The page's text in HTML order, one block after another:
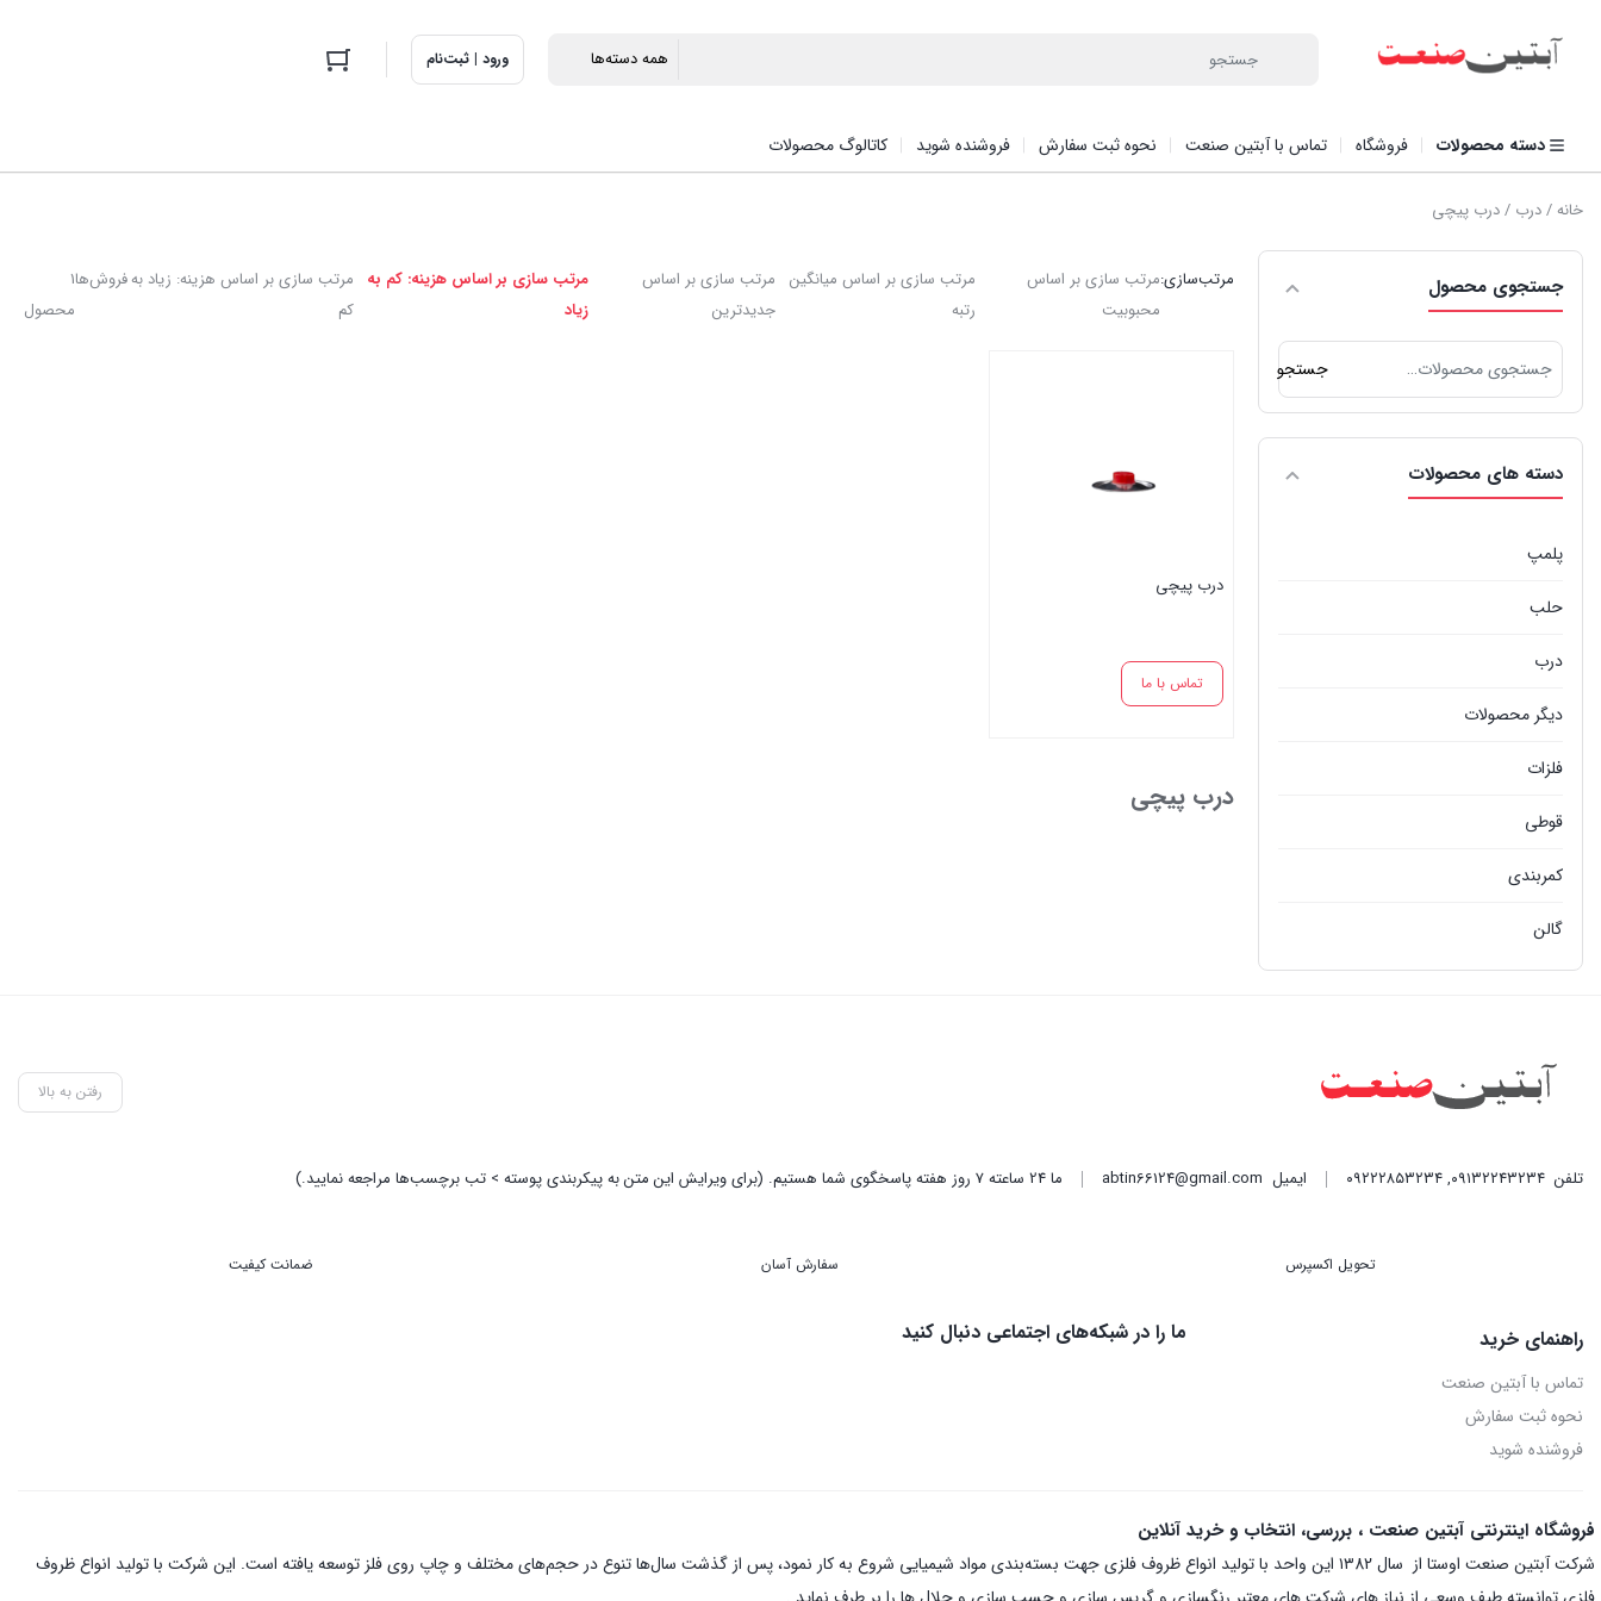
ورود | ثبت‌نام
دسته محصولات فروشگاه تماس با آبتین صنعت نحوه ثبت سفارش فروشنده شوید کاتالوگ محصولات
خانه/درب / درب پیچی
جستجوی محصول
برای:
جستجو
دسته های محصولات
پلمپ
حلب
درب
دیگر محصولات
فلزات
قوطی
کمربندی
گالن
1
محصول
مرتب‌سازی:مرتب سازی بر اساس
محبوبیت
مرتب سازی بر اساس میانگین
رتبه
مرتب سازی بر اساس
جدیدترین
مرتب سازی بر اساس هزینه: کم به
زیاد
مرتب سازی بر اساس هزینه: زیاد به
کم
فروش‌ها
درب پیچی
تماس با ما
درب پیچی
رفتن به بالا
تلفن ۰۹۱۳۲۲۴۳۲۳۴,۰۹۲۲۲۸۵۳۲۳۴ ایمیل abtin66124@gmail.com ما 24 ساعته 7 روز هفته پاسخگوی شما هستیم. (برای ویرایش این متن به پیکربندی پوسته > تب برچسب‌ها مراجعه نمایید.)
تحویل اکسپرس سفارش آسان ضمانت کیفیت
راهنمای خرید
تماس با آبتین صنعت
نحوه ثبت سفارش
فروشنده شوید
ما را در شبکه‌های اجتماعی دنبال کنید
فروشگاه اینترنتی آبتین صنعت ، بررسی، انتخاب و خرید آنلاین
شرکت آبتین صنعت اوستا از سال ۱۳82 این واحد با تولید انواع ظروف فلزی جهت بسته‌بندی مواد شیمیایی شروع به کار نمود، پس از گذشت سال‌ها تنوع در حجم‌های مختلف و چاپ روی فلز توسعه یافته است. این شرکت با تولید انواع ظروف